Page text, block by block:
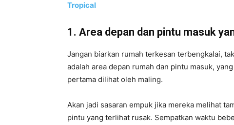
Tropical
1. Area depan dan pintu masuk
Jangan biarkan rumah terkesan terbengkalai,
adalah area depan rumah dan pintu masuk,
pertama dilihat oleh maling.
Akan jadi sasaran empuk jika mereka melihat
pintu yang terlihat rusak. Sempatkan waktu